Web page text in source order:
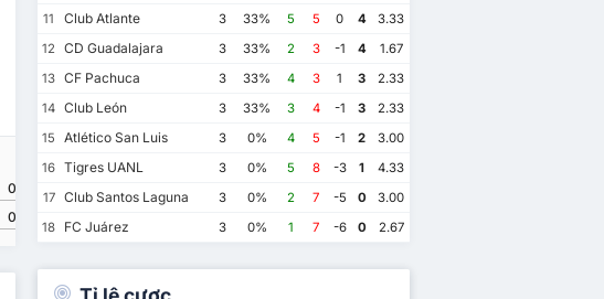
0
0
24/08/2023
Club América
11/02/2023
Club América
16/12/2022
Club América
11
Club Atlante 3 33% 5 5 0 4
3.33
12
CD Guadalajara 3 33% 2 3 -1 4
1.67
13 CF Pachuca 3 33% 4 3 1 3
2.33
14 Club León 3 33% 3 4 -1 3
2.33
15
Atlético San Luis 3 0% 4 5 -1 2
3.00
16 Tigres UANL 3 0% 5 8 -3 1
4.33
17 Club Santos Laguna 3 0% 2 7 -5 0
3.00
18
FC Juárez 3 0% 1 7 -6 0 2.67